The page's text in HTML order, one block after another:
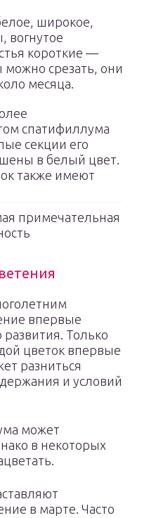
широкое,
вогнутое
короткие —
срезать, они
месяца.
спатифиллума
секции его
в белый цвет.
также имеют
примечательная
впервые
Только
цветок впервые
разниться
и условий
может
в некоторых
в марте. Часто